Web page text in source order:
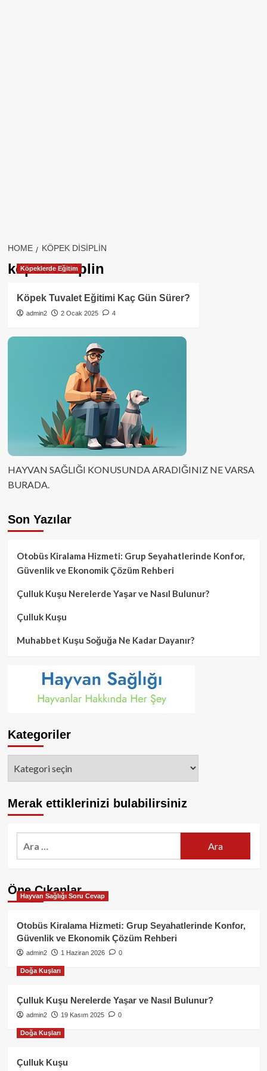
HOME KÖPEK DISIPLIN
köpek disiplin
Köpeklerde Eğitim
Köpek Tuvalet Eğitimi Kaç Gün Sürer?
admin2 2 Ocak 2025 4
HAYVAN SAĞLIĞI KONUSUNDA ARADIĞINIZ NE VARSA
BURADA.
Son Yazılar
Otobüs Kiralama Hizmeti: Grup Seyahatlerinde Konfor,
Güvenlik ve Ekonomik Çözüm Rehberi
Çulluk Kuşu Nerelerde Yaşar ve Nasıl Bulunur?
Çulluk Kuşu
Muhabbet Kuşu Soğuğa Ne Kadar Dayanır?
Kategoriler
Merak ettiklerinizi bulabilirsiniz
Öne Çıkanlar
Hayvan Sağlığı Soru Cevap
Otobüs Kiralama Hizmeti: Grup Seyahatlerinde Konfor,
Güvenlik ve Ekonomik Çözüm Rehberi
admin2 1 Haziran 2026 0
Doğa Kuşları
Çulluk Kuşu Nerelerde Yaşar ve Nasıl Bulunur?
admin2 19 Kasım 2025 0
Doğa Kuşları
Çulluk Kuşu